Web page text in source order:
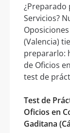
¿Preparado
Servicios?
(Valencia)
prepararlo:
de Oficios
test de
Test de
Oficios en
Gaditana